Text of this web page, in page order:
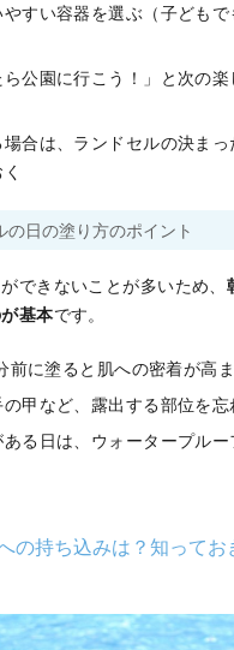
すい容器を選ぶ（子ども
ら公園に行こう！」と次の
合は、ランドセルの決まっ
の日の塗り方のポイント
できないことが多いため、
基本です。
前に塗ると肌への密着が高
甲など、露出する部位を忘
る日は、ウォータープルー
の持ち込みは？知って